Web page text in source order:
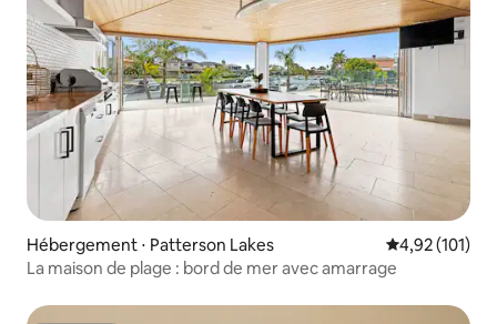
Hébergement ⋅ Patterson Lakes Évaluation
4,92 (101)
La maison de plage : bord de mer avec amarrage